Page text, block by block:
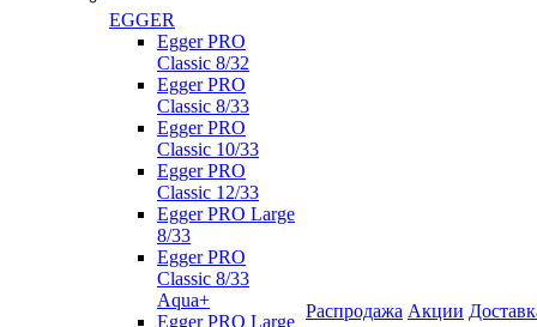
EGGER
Egger PRO
Classic 8/32
Egger PRO
Classic 8/33
Egger PRO
Classic 10/33
Egger PRO
Classic 12/33
Egger PRO Large
8/33
Egger PRO
Classic 8/33
Aqua+
Egger PRO Large
Распродажа Акции